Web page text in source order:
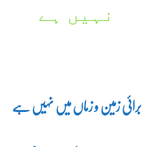
نہیں ہے
برائی زمین و زماں میں نہیں ہے